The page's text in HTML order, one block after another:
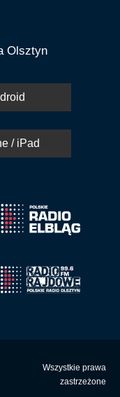
Olsztyn
/ iPad
Wszystkie prawa
zastrzeżone